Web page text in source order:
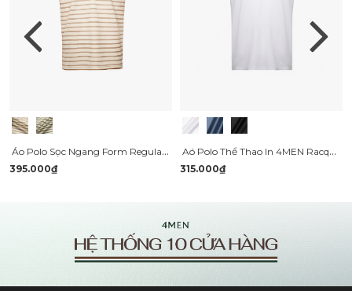
Áo Polo Sọc Ngang Form Regular PO191
395.000₫
Aó Polo Thể Thao In 4MEN Racquet Club Form Regular Sport PO168
315.000₫